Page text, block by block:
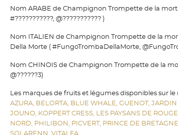
Nom ARABE de Champignon Trompette de la mort :
#???????????, @??????????? )
Nom ITALIEN de Champignon Trompette de la
Della Morte ( #FungoTrombaDellaMorte,
Nom CHINOIS de Champignon Trompette de la
@??????3)
Les marques de fruits et légumes disponibles sur le
AZURA, BELORTA, BLUE WHALE, GUENOT, JARDIN
JOUNO, KOPPERT CRESS, LES PAYSANS DE
NORD, PHILIBON, PICVERT, PRINCE DE